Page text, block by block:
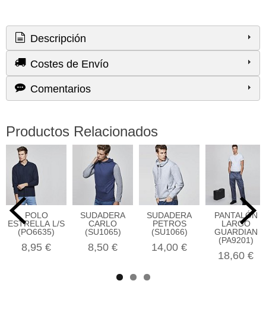
Descripción
Costes de Envío
Comentarios
Productos Relacionados
POLO
ESTRELLA L/S
(PO6635)
8,95 €
SUDADERA
CARLO
(SU1065)
8,50 €
SUDADERA
PETROS
(SU1066)
14,00 €
PANTALÓN
LARGO
GUARDIAN
(PA9201)
18,60 €